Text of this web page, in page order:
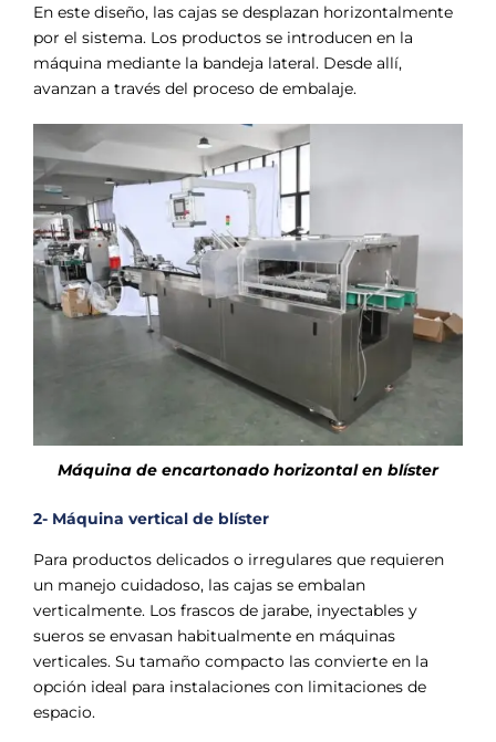
En este diseño, las cajas se desplazan horizontalmente
por el sistema. Los productos se introducen en la
máquina mediante la bandeja lateral. Desde allí,
avanzan a través del proceso de embalaje.
Máquina de encartonado horizontal en blíster
2- Máquina vertical de blíster
Para productos delicados o irregulares que requieren
un manejo cuidadoso, las cajas se embalan
verticalmente. Los frascos de jarabe, inyectables y
sueros se envasan habitualmente en máquinas
verticales. Su tamaño compacto las convierte en la
opción ideal para instalaciones con limitaciones de
espacio.